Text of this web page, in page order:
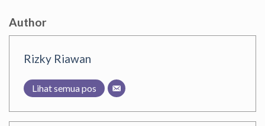
Author
Rizky Riawan
Lihat semua pos